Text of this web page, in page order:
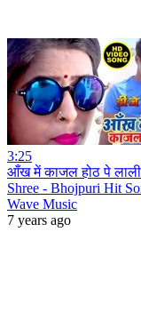
3:25
आँख में काजल होठ पे
Shree - Bhojpuri Hit
Wave Music
7 years ago